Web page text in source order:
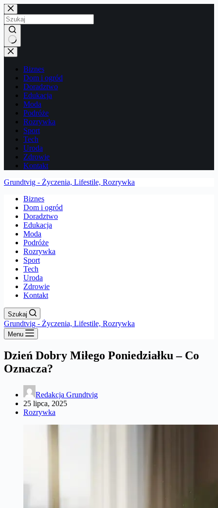
Przejdź
do
treści
Brak
wyników
Biznes
Dom i ogród
Doradztwo
Edukacja
Moda
Podróże
Rozrywka
Sport
Tech
Uroda
Zdrowie
Kontakt
Grundtvig - Życzenia, Lifestile, Rozrywka
Biznes
Dom i ogród
Doradztwo
Edukacja
Moda
Podróże
Rozrywka
Sport
Tech
Uroda
Zdrowie
Kontakt
Szukaj
Grundtvig - Życzenia, Lifestile, Rozrywka
Menu
Dzień Dobry Miłego Poniedziałku – Co
Oznacza?
Redakcja Grundtvig
25 lipca, 2025
Rozrywka